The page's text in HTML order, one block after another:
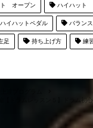
オープン ハイハット
イハットペダル バランス
足 持ち上げ方 練
【ドラムレッスン５】ドラム初